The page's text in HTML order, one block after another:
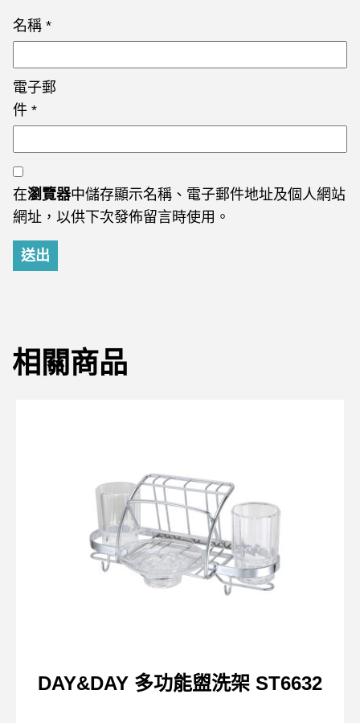
名稱 *
電子郵
件 *
在瀏覽器中儲存顯示名稱、電子郵件地址及個人網站
網址，以供下次發佈留言時使用。
相關商品
DAY&DAY 多功能盥洗架 ST6632